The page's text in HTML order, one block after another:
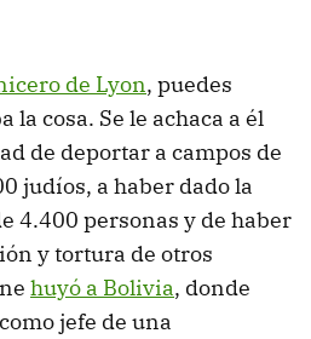
de Lyon, puedes
la cosa. Se le achaca a él
de deportar a campos de
judíos, a haber dado la
4.400 personas y de haber
y tortura de otros
huyó a Bolivia, donde
jefe de una